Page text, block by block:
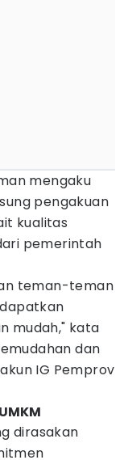
mengaku
pengakuan
kualitas
pemerintah
teman-teman
mudah," kata
dan
IG Pemprov
dirasakan